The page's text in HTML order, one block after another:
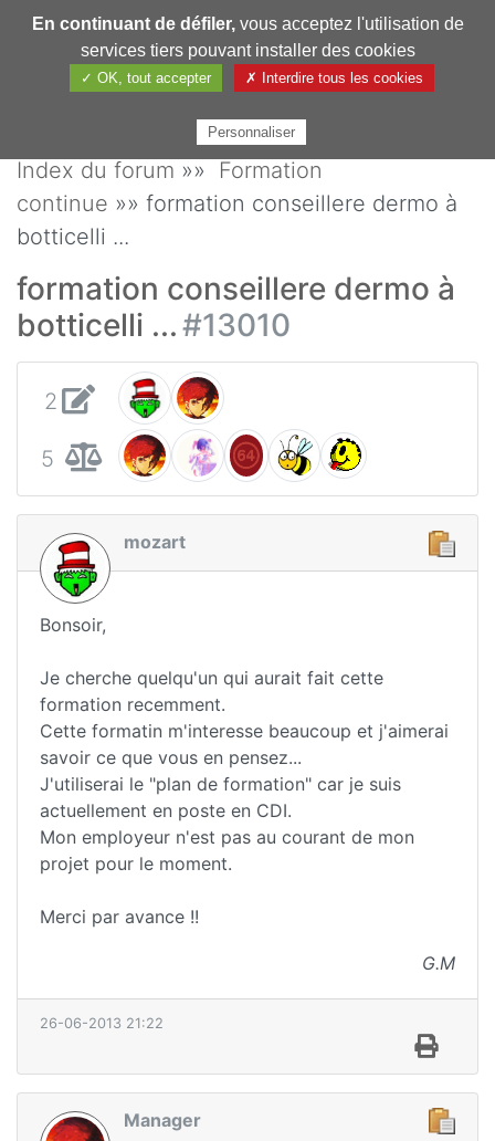
Pharmechange
Index du forum »» Formation
continue »» formation conseillere dermo à
botticelli ...
formation conseillere dermo à
botticelli ...#13010
2
5
mozart
Bonsoir,
Je cherche quelqu'un qui aurait fait cette
formation recemment.
Cette formatin m'interesse beaucoup et j'aimerai
savoir ce que vous en pensez...
J'utiliserai le "plan de formation" car je suis
actuellement en poste en CDI.
Mon employeur n'est pas au courant de mon
projet pour le moment.
Merci par avance !!
G.M
26-06-2013 21:22
Manager
En continuant de défiler,vous acceptez l'utilisation de
services tiers pouvant installer des cookies
✓ OK, tout accepter ✗ Interdire tous les cookies
Personnaliser